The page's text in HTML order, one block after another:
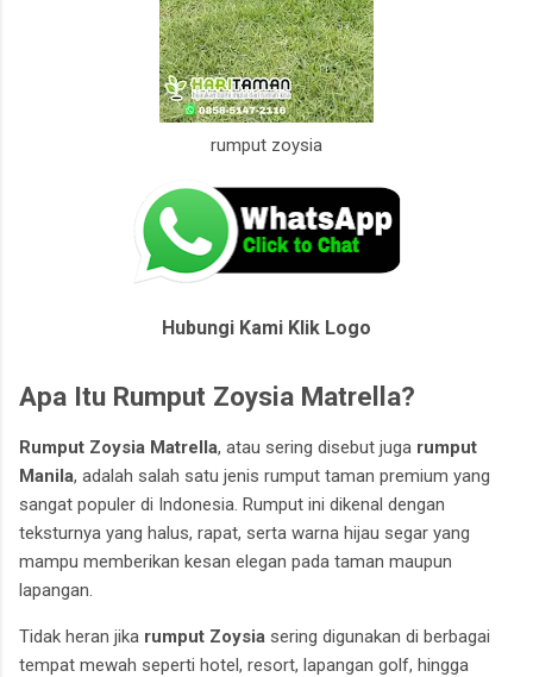
rumput zoysia
Hubungi Kami Klik Logo
Apa Itu Rumput Zoysia Matrella?
Rumput Zoysia Matrella, atau sering disebut juga rumput
Manila, adalah salah satu jenis rumput taman premium yang
sangat populer di Indonesia. Rumput ini dikenal dengan
teksturnya yang halus, rapat, serta warna hijau segar yang
mampu memberikan kesan elegan pada taman maupun
lapangan.
Tidak heran jika rumput Zoysia sering digunakan di berbagai
tempat mewah seperti hotel, resort, lapangan golf, hingga